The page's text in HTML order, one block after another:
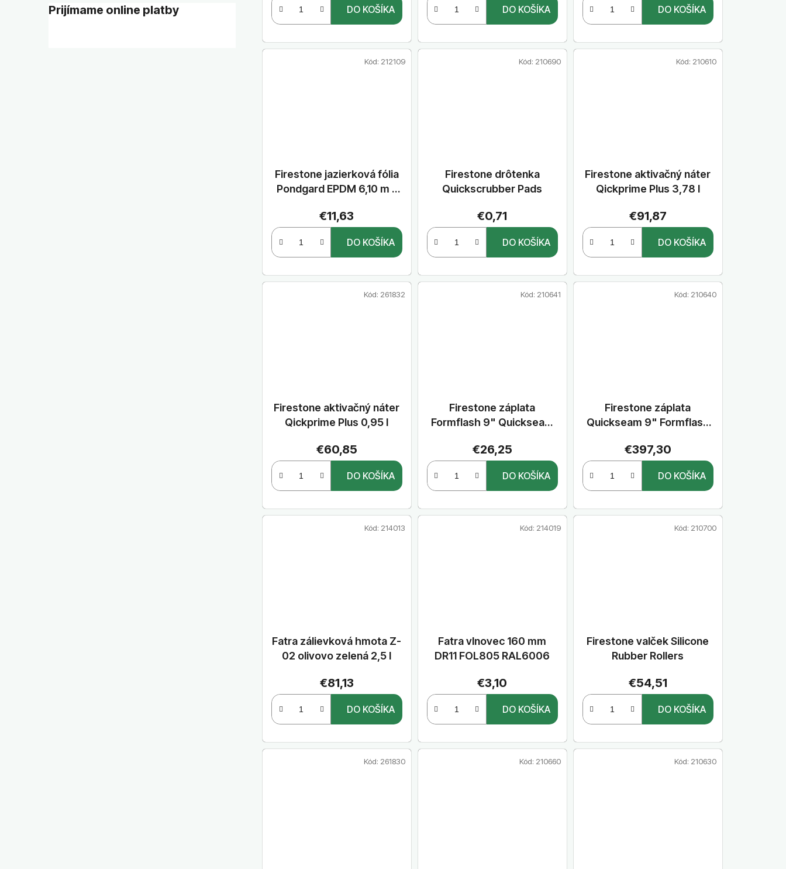
Prijímame online platby DO KOŠÍKA DO KOŠÍKA DO KOŠÍKA
Firestone jazierková fólia
Pondgard EPDM 6,10 m x
€11,63
DO KOŠÍKA
Kód: 212109
Firestone drôtenka
Quickscrubber Pads
€0,71
DO KOŠÍKA
Kód: 210690
Firestone aktivačný náter
Qickprime Plus 3,78 l
€91,87
DO KOŠÍKA
Kód: 210610
Firestone aktivačný náter
Qickprime Plus 0,95 l
€60,85
DO KOŠÍKA
Kód: 261832
Firestone záplata
Formflash 9" Quickseam
€26,25
DO KOŠÍKA
Kód: 210641
Firestone záplata
Quickseam 9" Formflash
€397,30
DO KOŠÍKA
Kód: 210640
Fatra zálievková hmota Z-
02 olivovo zelená 2,5 l
€81,13
DO KOŠÍKA
Kód: 214013
Fatra vlnovec 160 mm
DR11 FOL805 RAL6006
€3,10
DO KOŠÍKA
Kód: 214019
Firestone valček Silicone
Rubber Rollers
€54,51
DO KOŠÍKA
Kód: 210700
Kód: 261830 Kód: 210660 Kód: 210630